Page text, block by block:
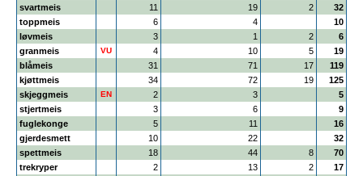
svartmeis
11 19 2
32
toppmeis
6 4
10
løvmeis
3 1 2
6
granmeis
VU 4 10 5
19
blåmeis
31 71 17
119
kjøttmeis
34 72 19
125
skjeggmeis
EN 2 3
5
stjertmeis
3 6
9
fuglekonge
5 11
16
gjerdesmett
10 22
32
spettmeis
18 44 8
70
trekryper
2 13 2
17